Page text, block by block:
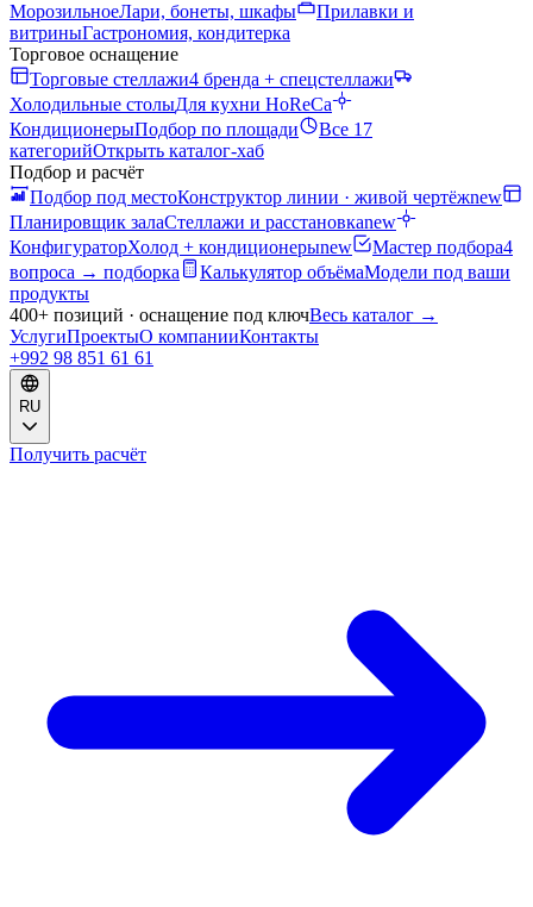
МорозильноеЛари, бонеты, шкафы
Прилавки и
витриныГастрономия, кондитерка
Торговое оснащение
Торговые стеллажи4 бренда + спецстеллажи
Холодильные столыДля кухни HoReCa
КондиционерыПодбор по площади
Все 17
категорийОткрыть каталог-хаб
Подбор и расчёт
Подбор под местоКонструктор линии · живой чертёжnew
Планировщик залаСтеллажи и расстановкаnew
КонфигураторХолод + кондиционерыnew Мастер подбора4
вопроса → подборка
Калькулятор объёмаМодели под ваши
продукты
400+ позиций · оснащение под ключВесь каталог →
УслугиПроектыО компанииКонтакты
+992 98 851 61 61
RU
Получить расчёт